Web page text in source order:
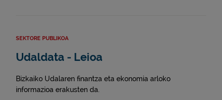
SEKTORE PUBLIKOA
Udaldata - Leioa
Bizkaiko Udalaren finantza eta ekonomia arloko
informazioa erakusten da.